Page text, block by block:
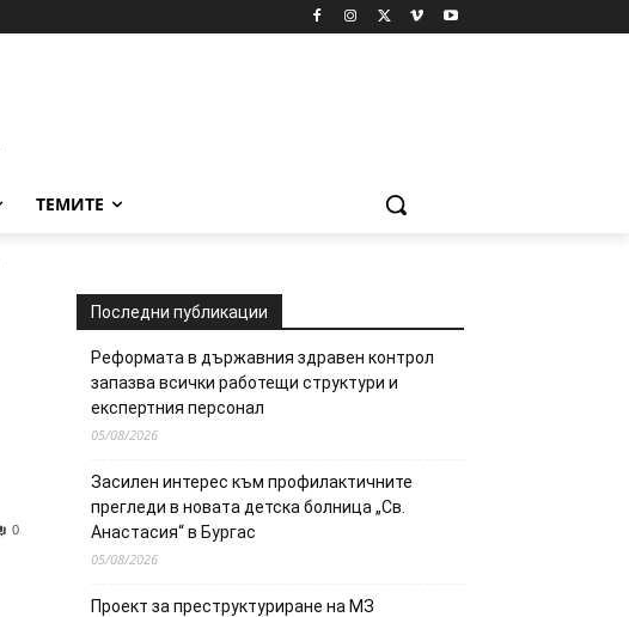
ТЕМИТЕ
0
Последни публикации
Реформата в държавния здравен контрол
запазва всички работещи структури и
експертния персонал
05/08/2026
Засилен интерес към профилактичните
прегледи в новата детска болница „Св.
Анастасия“ в Бургас
05/08/2026
Проект за преструктуриране на МЗ